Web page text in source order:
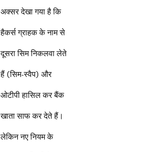
अक्सर देखा गया है कि
हैकर्स ग्राहक के नाम से
दूसरा सिम निकलवा लेते
हैं (सिम-स्वैप) और
ओटीपी हासिल कर बैंक
खाता साफ कर देते हैं।
लेकिन नए नियम के